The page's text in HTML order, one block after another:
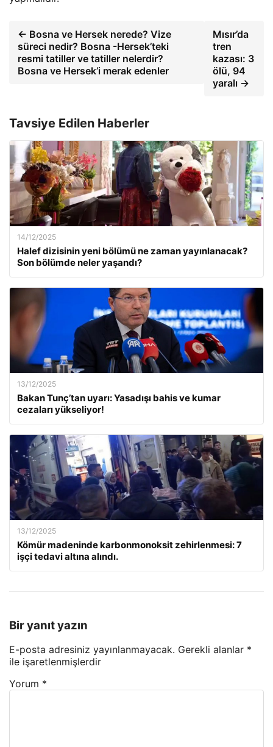
← Bosna ve Hersek nerede? Vize
süreci nedir? Bosna -Hersek’teki
resmi tatiller ve tatiller nelerdir?
Bosna ve Hersek’i merak edenler
Mısır’da
tren
kazası: 3
ölü, 94
yaralı →
Tavsiye Edilen Haberler
14/12/2025
Halef dizisinin yeni bölümü ne zaman yayınlanacak?
Son bölümde neler yaşandı?
13/12/2025
Bakan Tunç’tan uyarı: Yasadışı bahis ve kumar
cezaları yükseliyor!
13/12/2025
Kömür madeninde karbonmonoksit zehirlenmesi: 7
işçi tedavi altına alındı.
Bir yanıt yazın
E-posta adresiniz yayınlanmayacak. Gerekli alanlar *
ile işaretlenmişlerdir
Yorum *